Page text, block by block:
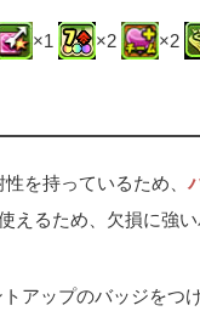
×1 ×2 ×2
を持っているため、
えるため、欠損に強
アップのバッジをつ